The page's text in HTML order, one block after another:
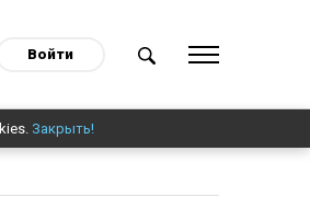
Войти
Закрыть!